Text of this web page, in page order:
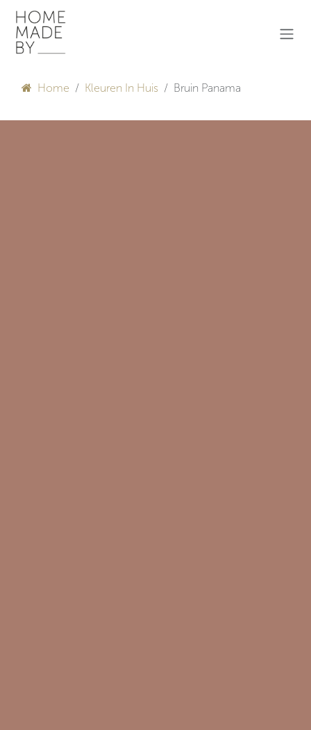
Overslaan naar inhoud
Home Kleuren In Huis Bruin Panama